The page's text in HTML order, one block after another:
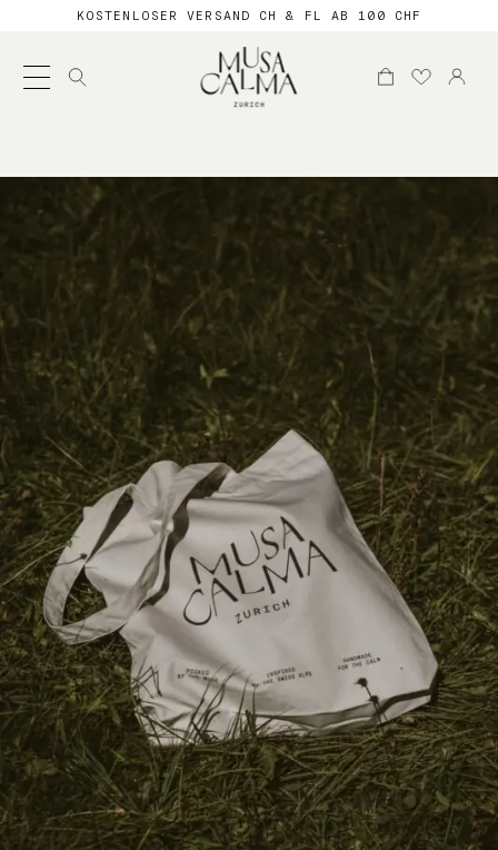
KOSTENLOSER VERSAND CH & FL AB 100 CHF
Suche
nach: